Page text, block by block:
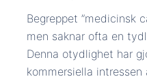
Begreppet ”medicinsk
men saknar ofta en
Denna otydlighet har
kommersiella